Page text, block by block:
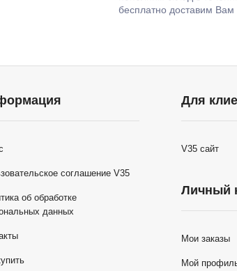
бесплатно доставим
соглашение V35
об обработке
данных
Для
V35 сайт
Личный
Мои заказы
Мой